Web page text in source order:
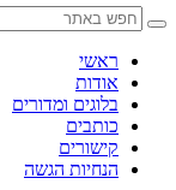
Skip
contentראשי
אודות
בלוגים ומדורים
כותבים
קישורים
הנחיות הגשה